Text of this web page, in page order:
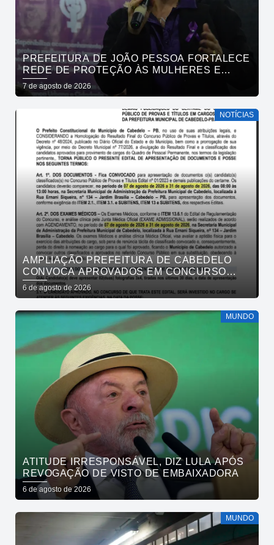
PREFEITURA DE JOÃO PESSOA FORTALECE
REDE DE PROTEÇÃO ÀS MULHERES E
ENTENDE QUE ACOLHER É SALVAR VIDAS
7 de agosto de 2026
NOTÍCIAS
AMPLIAÇÃO PREFEITURA DE CABEDELO
CONVOCA APROVADOS EM CONCURSO
PÚBLICO DA SAÚDE PARA APRESENTAÇÃO
DE DOCUMENTOS
6 de agosto de 2026
MUNDO
ATITUDE IRRESPONSÁVEL, DIZ LULA APÓS
REVOGAÇÃO DE VISTO DE EMBAIXADORA
6 de agosto de 2026
MUNDO